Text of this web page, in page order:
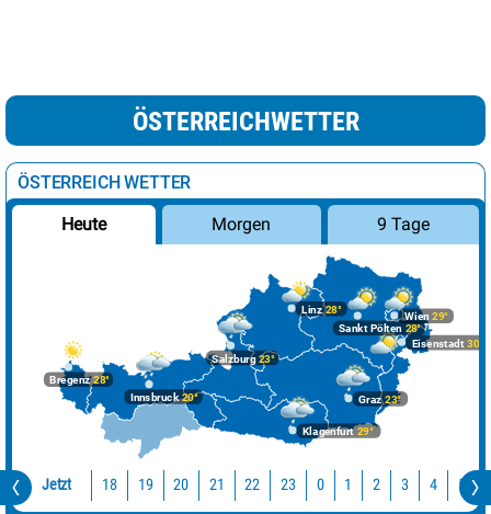
ÖSTERREICHWETTER
ÖSTERREICH WETTER
Heute Morgen 9 Tage
Bregenz28°
Graz23°
Innsbruck20°
Klagenfurt 29°
Linz28°
Salzburg23°
Wien 29°
Eisenstadt 30°
Sankt Pölten 28°
Jetzt 18 19 20 21 22 23 0 1 2 3 4 5